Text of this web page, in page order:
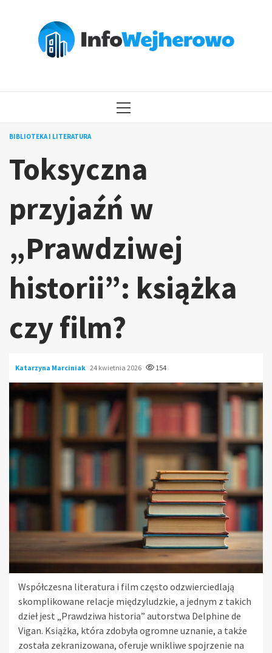
MENU
BIBLIOTEKA I LITERATURA
Toksyczna
przyjaźń w
„Prawdziwej
historii”: książka
czy film?
Katarzyna Marciniak 24 kwietnia 2026 154
Współczesna literatura i film często odzwierciedlają
skomplikowane relacje międzyludzkie, a jednym z takich
dzieł jest „Prawdziwa historia” autorstwa Delphine de
Vigan. Książka, która zdobyła ogromne uznanie, a także
została zekranizowana, oferuje wnikliwe spojrzenie na